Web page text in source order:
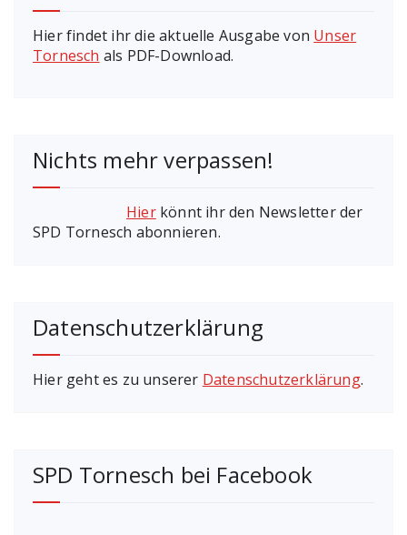
Hier findet ihr die aktuelle Ausgabe von Unser
Tornesch als PDF-Download.
Nichts mehr verpassen!
Hierkönnt ihr den Newsletter der
SPD Tornesch abonnieren.
Datenschutzerklärung
Hier geht es zu unserer Datenschutzerklärung.
SPD Tornesch bei Facebook